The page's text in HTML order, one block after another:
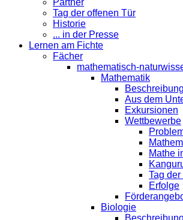
Partner
Tag der offenen Tür
Historie
... in der Presse
Lernen am Fichte
Fächer
mathematisch-
Mathematik
Beschreibung
Aus dem
Exkursionen
Wettbewerbe
Mathe
Tag
Erfolge
Biologie
Beschreibung